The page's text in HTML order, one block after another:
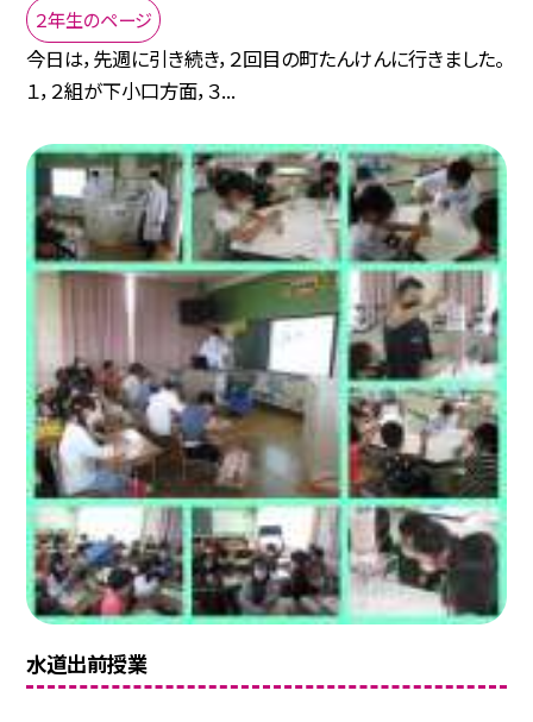
２年生のページ
今日は，先週に引き続き，２回目の町たんけんに行きました。
１，２組が下小口方面，３...
水道出前授業